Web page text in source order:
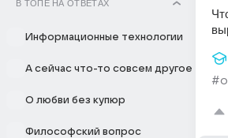
В ТОПЕ НА ОТВЕТАХ
Информационные технологии
А сейчас что-то совсем другое
О любви без купюр
Философский вопрос